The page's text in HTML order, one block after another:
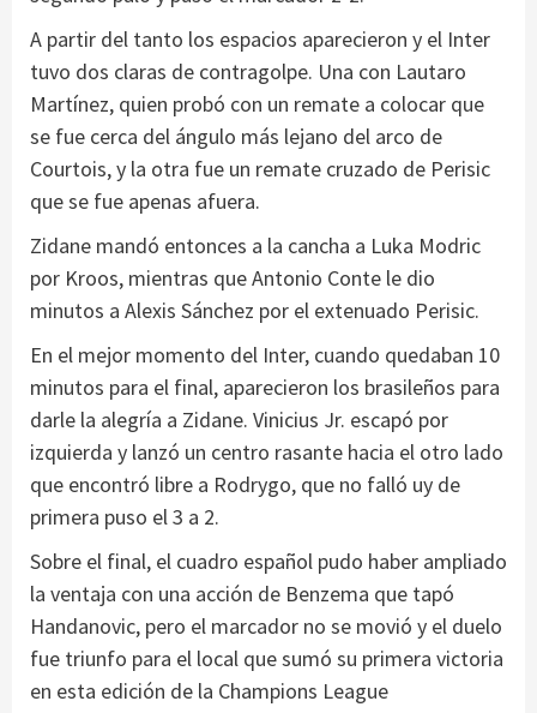
A partir del tanto los espacios aparecieron y el Inter
tuvo dos claras de contragolpe. Una con Lautaro
Martínez, quien probó con un remate a colocar que
se fue cerca del ángulo más lejano del arco de
Courtois, y la otra fue un remate cruzado de Perisic
que se fue apenas afuera.
Zidane mandó entonces a la cancha a Luka Modric
por Kroos, mientras que Antonio Conte le dio
minutos a Alexis Sánchez por el extenuado Perisic.
En el mejor momento del Inter, cuando quedaban 10
minutos para el final, aparecieron los brasileños para
darle la alegría a Zidane. Vinicius Jr. escapó por
izquierda y lanzó un centro rasante hacia el otro lado
que encontró libre a Rodrygo, que no falló uy de
primera puso el 3 a 2.
Sobre el final, el cuadro español pudo haber ampliado
la ventaja con una acción de Benzema que tapó
Handanovic, pero el marcador no se movió y el duelo
fue triunfo para el local que sumó su primera victoria
en esta edición de la Champions League